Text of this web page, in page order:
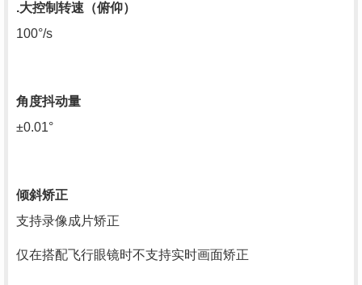
.大控制转速（俯仰）
100°/s
角度抖动量
±0.01°
倾斜矫正
支持录像成片矫正
仅在搭配飞行眼镜时不支持实时画面矫正